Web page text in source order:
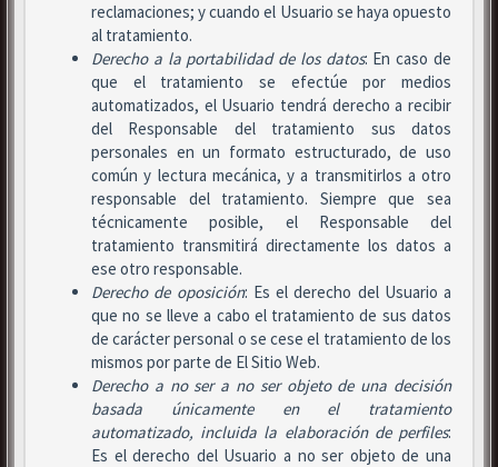
reclamaciones; y cuando el Usuario se haya opuesto
al tratamiento.
Derecho a la portabilidad de los datos: En caso de
que el tratamiento se efectúe por medios
automatizados, el Usuario tendrá derecho a recibir
del Responsable del tratamiento sus datos
personales en un formato estructurado, de uso
común y lectura mecánica, y a transmitirlos a otro
responsable del tratamiento. Siempre que sea
técnicamente posible, el Responsable del
tratamiento transmitirá directamente los datos a
ese otro responsable.
Derecho de oposición: Es el derecho del Usuario a
que no se lleve a cabo el tratamiento de sus datos
de carácter personal o se cese el tratamiento de los
mismos por parte de El Sitio Web.
Derecho a no ser a no ser objeto de una decisión
basada únicamente en el tratamiento
automatizado, incluida la elaboración de perfiles:
Es el derecho del Usuario a no ser objeto de una